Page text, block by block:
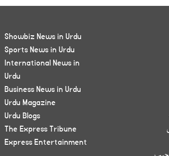
Showbiz News in Urdu
Sports News in Urdu
International News in
Urdu
Business News in Urdu
Urdu Magazine
Urdu Blogs
The Express Tribune
Express Entertainment